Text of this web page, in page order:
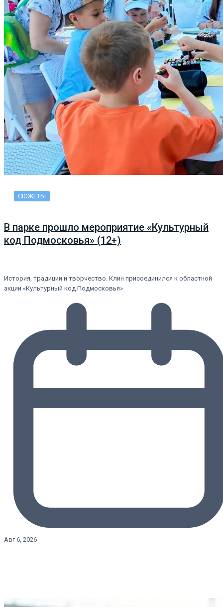
СЮЖЕТЫ
В парке прошло мероприятие «Культурный
код Подмосковья» (12+)
История, традиции и творчество. Клин присоединился к областной
акции «Культурный код Подмосковья»
Авг 6, 2026